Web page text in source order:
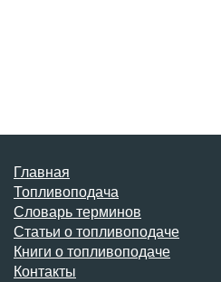
Главная
Топливоподача
Словарь терминов
Статьи о топливоподаче
Книги о топливоподаче
Контакты